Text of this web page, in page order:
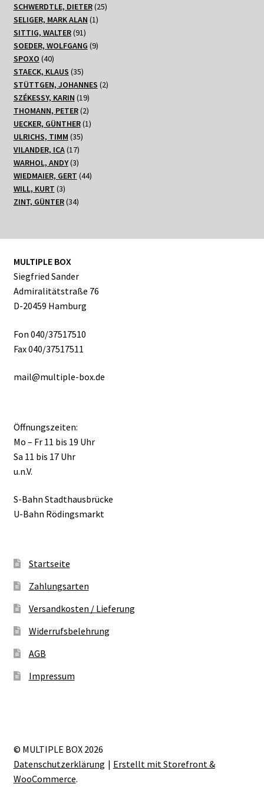
Produkte
SCHWERDTLE, DIETER 2525
SELIGER, MARK ALAN 11
SITTIG, WALTER 9191
Produkte
SOEDER, WOLFGANG 99
SPOXO 4040
Produkte
STAECK, KLAUS 3535
Produkte
STÜTTGEN, JOHANNES 22
SZÉKESSY, KARIN 1919
Produkte
THOMANN, PETER 22
Produkte
UECKER, GÜNTHER 11
ULRICHS, TIMM 3535
VILANDER, ICA 1717
Produkte
WARHOL, ANDY 33
Produkte
WIEDMAIER, GERT 4444
WILL, KURT 33
Produkte
ZINT, GÜNTER 3434
MULTIPLE BOX
Siegfried Sander
Admiralitätstraße 76
D-20459 Hamburg
Fon 040/37517510
Fax 040/37517511
mail@multiple-box.de
Öffnungszeiten:
Mo – Fr 11 bis 19 Uhr
Sa 11 bis 17 Uhr
u.n.V.
S-Bahn Stadthausbrücke
U-Bahn Rödingsmarkt
Startseite
Zahlungsarten
Versandkosten / Lieferung
Widerrufsbelehrung
AGB
Impressum
© MULTIPLE BOX 2026
Datenschutzerklärung
Erstellt mit Storefront &
WooCommerce.